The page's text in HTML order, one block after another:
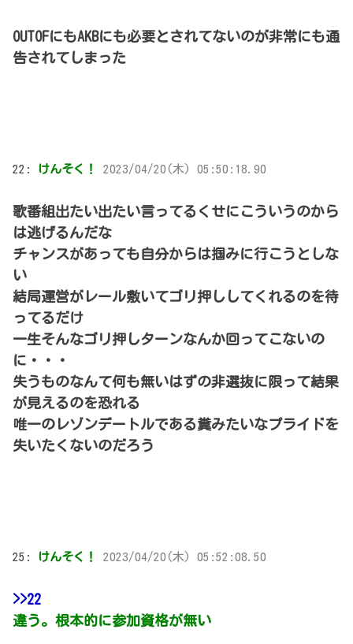
OUTOFにもAKBにも必要とされてないのが非常にも通
告されてしまった
22: けんそく！ 2023/04/20(木) 05:50:18.90
歌番組出たい出たい言ってるくせにこういうのから
は逃げるんだな
チャンスがあっても自分からは掴みに行こうとしな
い
結局運営がレール敷いてゴリ押ししてくれるのを待
ってるだけ
一生そんなゴリ押しターンなんか回ってこないの
に・・・
失うものなんて何も無いはずの非選抜に限って結果
が見えるのを恐れる
唯一のレゾンデートルである糞みたいなプライドを
失いたくないのだろう
25: けんそく！ 2023/04/20(木) 05:52:08.50
>>22
違う。根本的に参加資格が無い